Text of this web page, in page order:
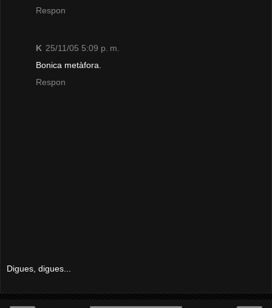
Respon
K 25/11/05 5:09 p. m.
Bonica metàfora.
Respon
Digues, digues...